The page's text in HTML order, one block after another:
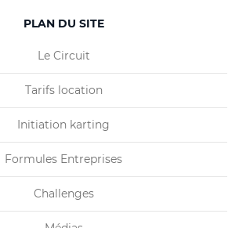
PLAN DU SITE
Le Circuit
Tarifs location
Initiation karting
Formules Entreprises
Challenges